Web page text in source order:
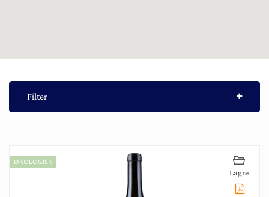
Filter
ØKOLOGISK
Lagre